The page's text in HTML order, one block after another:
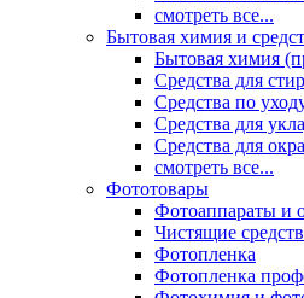
смотреть все...
Бытовая химия и
Бытовая химия
Средства для
Средства по
Средства для
Средства для
смотреть все...
Фототовары
Фотоаппараты и
Чистящие
Фотопленка
Фотопленка